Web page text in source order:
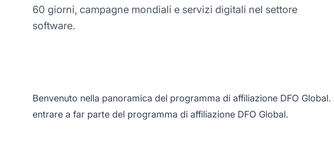
60 giorni, campagne mondiali e servizi digitali nel settore
software.
Benvenuto nella panoramica del programma di affiliazione DFO
entrare a far parte del programma di affiliazione DFO Global.